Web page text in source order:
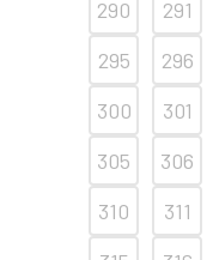
290
291
295
296
300
301
305
306
310
311